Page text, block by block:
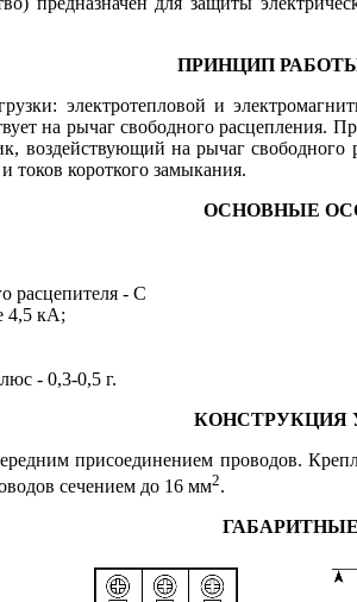
ПРИНЦИП
электротепловой и
на рычаг свободного
воздействующий на рычаг
токов короткого замыкания.
ОСНОВНЫЕ
расцепителя - C
4,5 кА;
- 0,3-0,5 г.
КОНСТРУКЦИЯ
присоединением проводов.
сечением до 16 мм2.